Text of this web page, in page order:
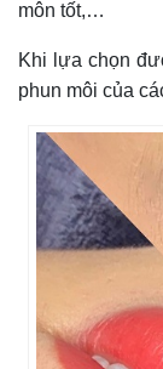
môn tốt,…
Khi lựa chọn
phun môi của